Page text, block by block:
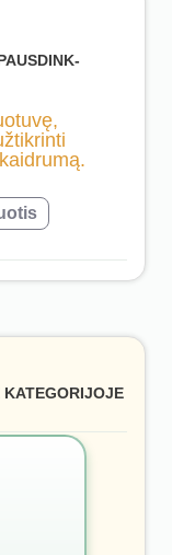
KATEGORIJOJE